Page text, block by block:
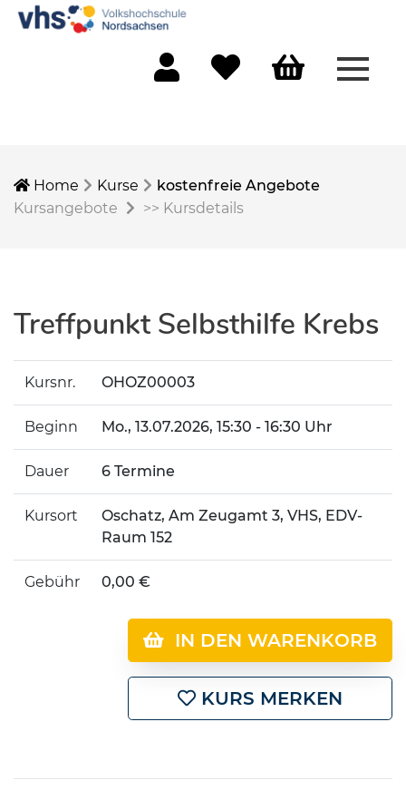
Home Kurse
kostenfreie Angebote
Kursangebote
>> Kursdetails
Treffpunkt Selbsthilfe Krebs
Kursnr. OHOZ00003
Beginn Mo., 13.07.2026, 15:30 - 16:30 Uhr
Dauer 6 Termine
Kursort
Oschatz, Am Zeugamt 3, VHS, EDV-
Raum 152
Gebühr 0,00 €
IN DEN WARENKORB
KURS MERKEN